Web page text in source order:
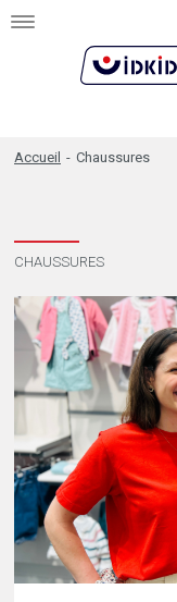
Toggle
Accueil - Chaussures
CHAUSSURES